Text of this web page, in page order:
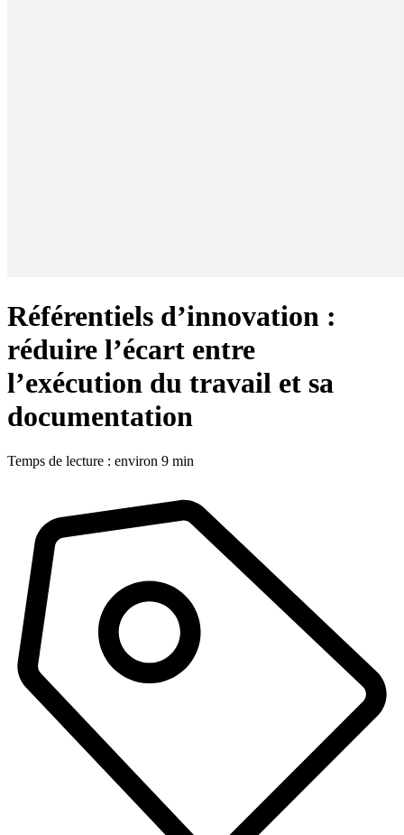
Référentiels d’innovation :
réduire l’écart entre
l’exécution du travail et sa
documentation
Temps de lecture : environ 9 min